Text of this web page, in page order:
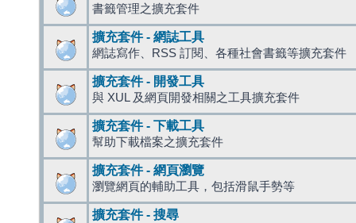
書籤管理之擴充套件
擴充套件 - 網誌工具
網誌寫作、RSS 訂閱、各種社會書籤等擴充套件
擴充套件 - 開發工具
與 XUL 及網頁開發相關之工具擴充套件
擴充套件 - 下載工具
幫助下載檔案之擴充套件
擴充套件 - 網頁瀏覽
瀏覽網頁的輔助工具，包括滑鼠手勢等
擴充套件 - 搜尋